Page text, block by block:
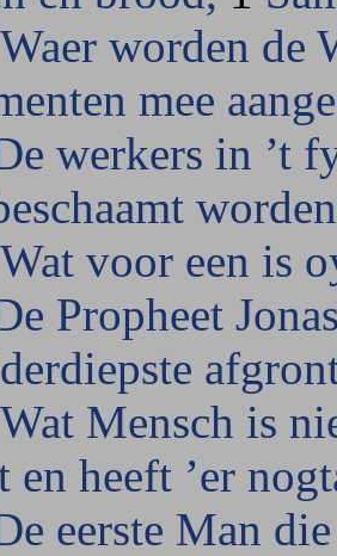
Waer worden de
mee
werkers in ’t
Wat voor een is
Propheet
Wat Mensch is
en heeft ’er
eerste Man